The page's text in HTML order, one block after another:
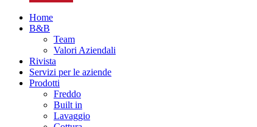
Home
B&B
Team
Valori Aziendali
Rivista
Servizi per le aziende
Prodotti
Freddo
Built in
Lavaggio